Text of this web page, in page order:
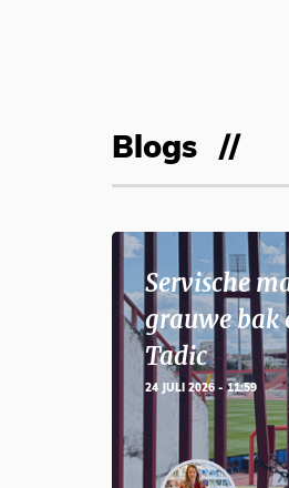
Blogs
Servische
grauwe bak
Tadic
24 JULI 2026 - 11:59